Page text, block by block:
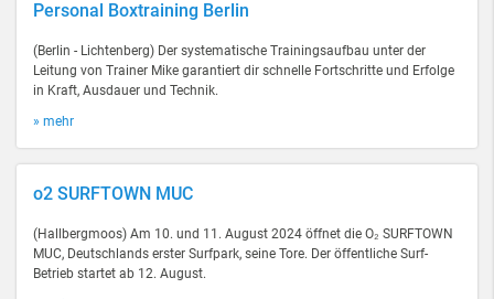
Personal Boxtraining Berlin
(Berlin - Lichtenberg) Der systematische Trainingsaufbau unter der
Leitung von Trainer Mike garantiert dir schnelle Fortschritte und Erfolge
in Kraft, Ausdauer und Technik.
» mehr
o2 SURFTOWN MUC
(Hallbergmoos) Am 10. und 11. August 2024 öffnet die O₂ SURFTOWN
MUC, Deutschlands erster Surfpark, seine Tore. Der öffentliche Surf-
Betrieb startet ab 12. August.